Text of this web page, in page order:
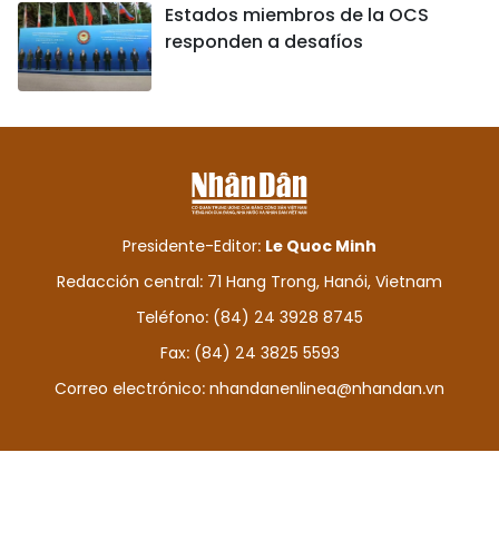
Estados miembros de la OCS
responden a desafíos
Presidente-Editor: Le Quoc Minh
Redacción central: 71 Hang Trong, Hanói, Vietnam
Teléfono: (84) 24 3928 8745
Fax: (84) 24 3825 5593
Correo electrónico: nhandanenlinea@nhandan.vn